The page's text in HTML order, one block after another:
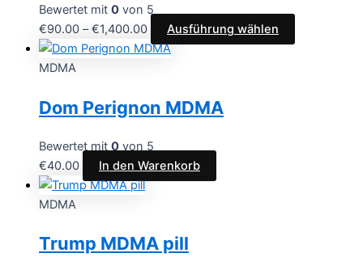
Bewertet mit 0 von 5
€90.00 –€1,400.00 Ausführung wählen
MDMA
Dom Perignon MDMA
Bewertet mit 0 von 5
€40.00 In den Warenkorb
MDMA
Trump MDMA pill